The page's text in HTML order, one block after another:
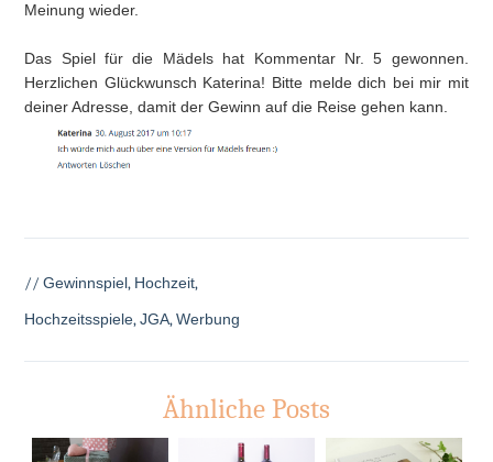
Meinung wieder.
Das Spiel für die Mädels hat Kommentar Nr. 5 gewonnen.
Herzlichen Glückwunsch Katerina! Bitte melde dich bei mir mit
deiner Adresse, damit der Gewinn auf die Reise gehen kann.
//Gewinnspiel, Hochzeit,
Hochzeitsspiele,JGA,Werbung
Ähnliche Posts